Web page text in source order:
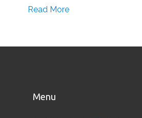
Read More
Menu